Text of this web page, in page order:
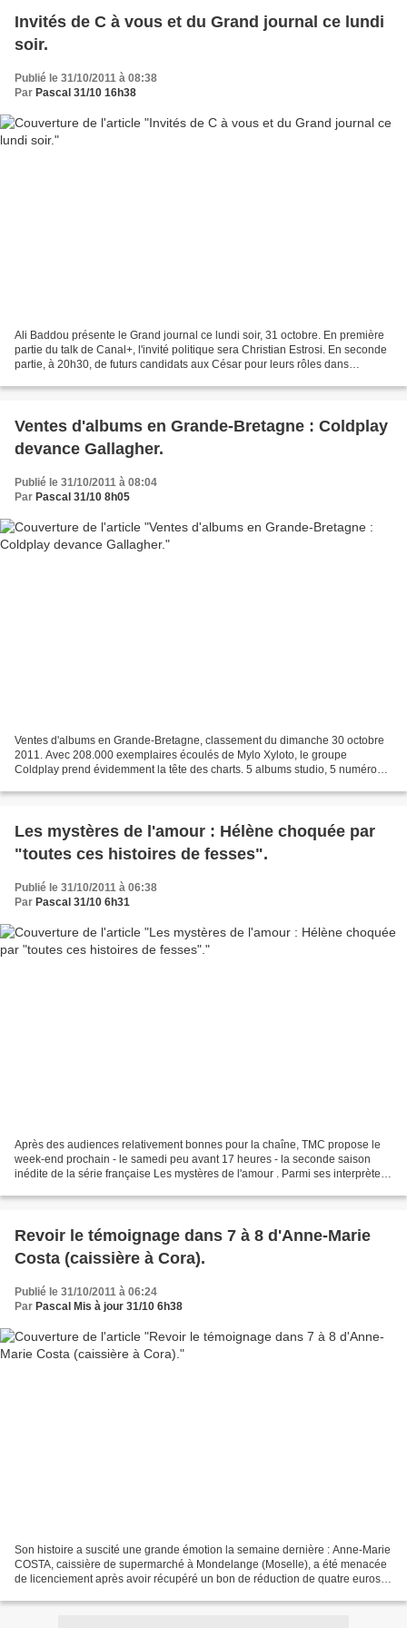
Invités de C à vous et du Grand journal ce lundi
soir.
Publié le 31/10/2011 à 08:38
Par Pascal 31/10 16h38
Ali Baddou présente le Grand journal ce lundi soir, 31 octobre. En première
partie du talk de Canal+, l'invité politique sera Christian Estrosi. En seconde
partie, à 20h30, de futurs candidats aux César pour leurs rôles dans
Ventes d'albums en Grande-Bretagne : Coldplay
devance Gallagher.
Publié le 31/10/2011 à 08:04
Par Pascal 31/10 8h05
Ventes d'albums en Grande-Bretagne, classement du dimanche 30 octobre
2011. Avec 208.000 exemplaires écoulés de Mylo Xyloto, le groupe
Coldplay prend évidemment la tête des charts. 5 albums studio, 5 numéros
Les mystères de l'amour : Hélène choquée par
"toutes ces histoires de fesses".
Publié le 31/10/2011 à 06:38
Par Pascal 31/10 6h31
Après des audiences relativement bonnes pour la chaîne, TMC propose le
week-end prochain - le samedi peu avant 17 heures - la seconde saison
inédite de la série française Les mystères de l'amour . Parmi ses interprètes,
Revoir le témoignage dans 7 à 8 d'Anne-Marie
Costa (caissière à Cora).
Publié le 31/10/2011 à 06:24
Par Pascal Mis à jour 31/10 6h38
Son histoire a suscité une grande émotion la semaine dernière : Anne-Marie
COSTA, caissière de supermarché à Mondelange (Moselle), a été menacée
de licenciement après avoir récupéré un bon de réduction de quatre euros